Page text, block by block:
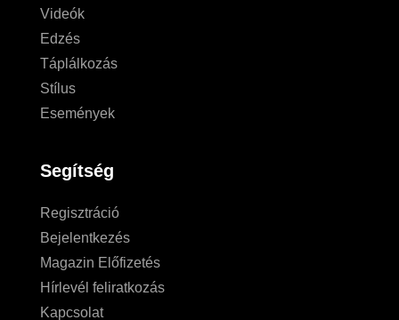
Videók
Edzés
Táplálkozás
Stílus
Események
Segítség
Regisztráció
Bejelentkezés
Magazin Előfizetés
Hírlevél feliratkozás
Kapcsolat